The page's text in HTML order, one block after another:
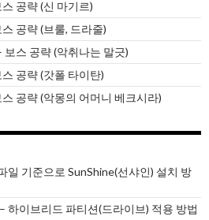
공략 (신 마기르)
공략 (브룰, 드라줄)
스 공략 (악취나는 말긋)
공략 (갓폴 타이탄)
공략 (악몽의 어머니 베크시라)
일 기준으로 SunShine(선샤인) 설치 방
하이브리드 파티션(드라이브) 적용 방법